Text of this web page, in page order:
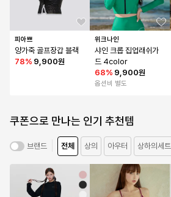
피아쁘
양가죽 골프장갑 블랙
78% 9,900원
위크나인
샤인 크롭 집업래쉬가
드 4color
68% 9,900원
옵션비 별도
쿠폰으로 만나는 인기 추천템
브랜드 전체 상의 아우터 상하의세트